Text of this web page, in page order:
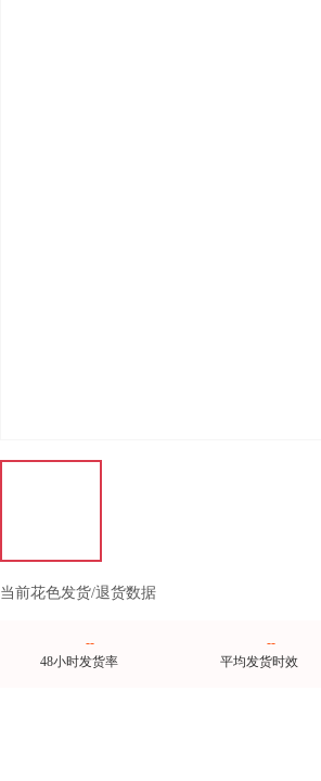
当前花色发货/退货数据
--
48小时发货率
--
平均发货时效